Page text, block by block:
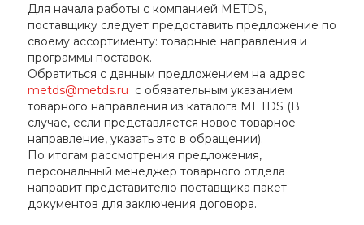
Для начала работы с компанией METDS,
поставщику следует предоставить предложение по
своему ассортименту: товарные направления и
программы поставок.
Обратиться с данным предложением на адрес
metds@metds.ru с обязательным указанием
товарного направления из каталога METDS (В
случае, если представляется новое товарное
направление, указать это в обращении).
По итогам рассмотрения предложения,
персональный менеджер товарного отдела
направит представителю поставщика пакет
документов для заключения договора.